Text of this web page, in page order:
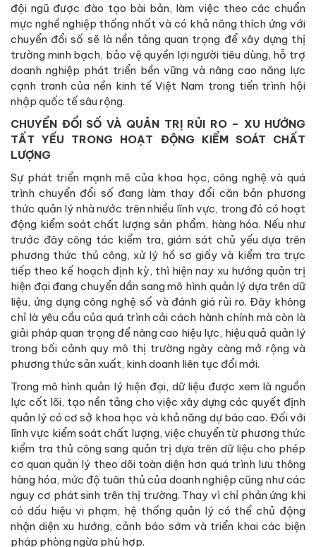
đội ngũ được đào tạo bài bản, làm việc theo các chuẩn
mực nghề nghiệp thống nhất và có khả năng thích ứng với
chuyển đổi số sẽ là nền tảng quan trọng để xây dựng thị
trường minh bạch, bảo vệ quyền lợi người tiêu dùng, hỗ trợ
doanh nghiệp phát triển bền vững và nâng cao năng lực
cạnh tranh của nền kinh tế Việt Nam trong tiến trình hội
nhập quốc tế sâu rộng.
CHUYỂN ĐỔI SỐ VÀ QUẢN TRỊ RỦI RO – XU HƯỚNG
TẤT YẾU TRONG HOẠT ĐỘNG KIỂM SOÁT CHẤT
LƯỢNG
Sự phát triển mạnh mẽ của khoa học, công nghệ và quá
trình chuyển đổi số đang làm thay đổi căn bản phương
thức quản lý nhà nước trên nhiều lĩnh vực, trong đó có hoạt
động kiểm soát chất lượng sản phẩm, hàng hóa. Nếu như
trước đây công tác kiểm tra, giám sát chủ yếu dựa trên
phương thức thủ công, xử lý hồ sơ giấy và kiểm tra trực
tiếp theo kế hoạch định kỳ, thì hiện nay xu hướng quản trị
hiện đại đang chuyển dần sang mô hình quản lý dựa trên dữ
liệu, ứng dụng công nghệ số và đánh giá rủi ro. Đây không
chỉ là yêu cầu của quá trình cải cách hành chính mà còn là
giải pháp quan trọng để nâng cao hiệu lực, hiệu quả quản lý
trong bối cảnh quy mô thị trường ngày càng mở rộng và
phương thức sản xuất, kinh doanh liên tục đổi mới.
Trong mô hình quản lý hiện đại, dữ liệu được xem là nguồn
lực cốt lõi, tạo nền tảng cho việc xây dựng các quyết định
quản lý có cơ sở khoa học và khả năng dự báo cao. Đối với
lĩnh vực kiểm soát chất lượng, việc chuyển từ phương thức
kiểm tra thủ công sang quản trị dựa trên dữ liệu cho phép
cơ quan quản lý theo dõi toàn diện hơn quá trình lưu thông
hàng hóa, mức độ tuân thủ của doanh nghiệp cũng như các
nguy cơ phát sinh trên thị trường. Thay vì chỉ phản ứng khi
có dấu hiệu vi phạm, hệ thống quản lý có thể chủ động
nhận diện xu hướng, cảnh báo sớm và triển khai các biện
pháp phòng ngừa phù hợp.